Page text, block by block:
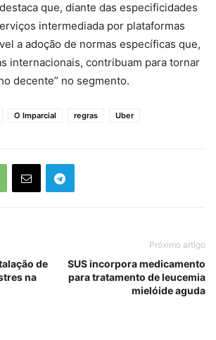
que, diante das especificidades
intermediada por plataformas
a adoção de normas específicas que,
internacionais, contribuam para tornar
decente” no segmento.
O Imparcial regras Uber
de
na
Próximo artigo
SUS incorpora medicamento
para tratamento de leucemia
mielóide aguda